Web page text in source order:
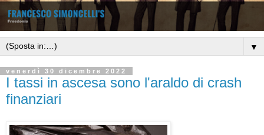
▼
venerdì 30 dicembre 2022
I tassi in ascesa sono l'araldo di crash
finanziari